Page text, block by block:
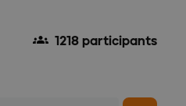
1218 participants